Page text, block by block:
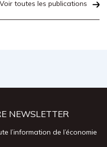
Voir toutes les publications
NEWSLETTER
l’information de l’économie